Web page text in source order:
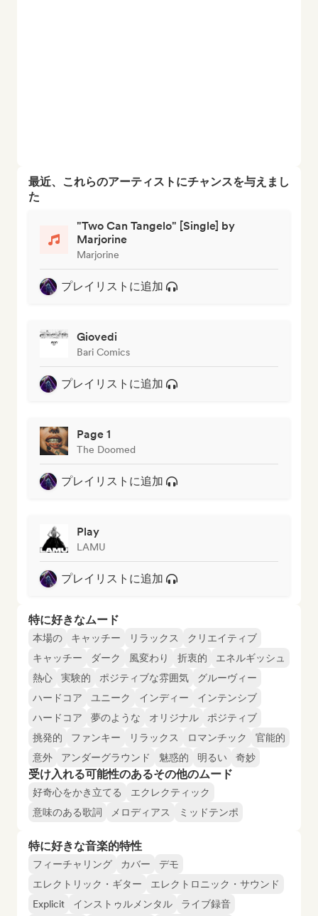
最近、これらのアーティストにチャンスを与えまし
た
"Two Can Tangelo" [Single] by
Marjorine
Marjorine
プレイリストに追加
Giovedi
Bari Comics
プレイリストに追加
Page 1
The Doomed
プレイリストに追加
Play
LAMU
プレイリストに追加
特に好きなムード
本場の キャッチー リラックス
クリエイティブ
キャッチー
ダーク 風変わり 折衷的
エネルギッシュ
熱心
実験的 ポジティブな雰囲気
グルーヴィー
ハードコア
ユニーク インディー
インテンシブ
ハードコア
夢のような オリジナル
ポジティブ
挑発的
ファンキー リラックス ロマンチック
官能的
意外
アンダーグラウンド 魅惑的 明るい 奇妙
受け入れる可能性のあるその他のムード
好奇心をかき立てる
エクレクティック
意味のある歌詞
メロディアス ミッドテンポ
特に好きな音楽的特性
フィーチャリング カバー
デモ
エレクトリック・ギター
エレクトロニック・サウンド
Explicit
インストゥルメンタル ライブ録音